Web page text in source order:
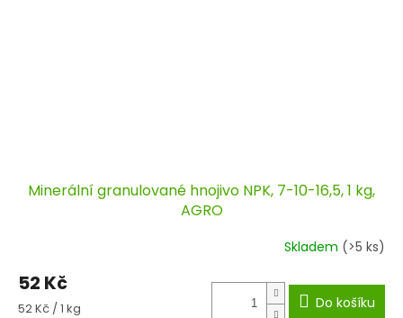
Minerální granulované hnojivo NPK, 7-10-16,5, 1 kg,
AGRO
Skladem (>5 ks)
52 Kč
Měrná
52 Kč / 1 kg Do košíku